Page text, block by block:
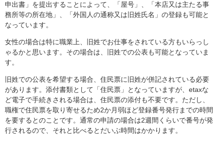
申出書」を提出することによって、「屋号」、「本店又は主たる事
務所等の所在地」、「外国人の通称又は旧姓氏名」の登録も可能と
なっています。
女性の場合は特に職業上、旧姓でお仕事をされている方もいらっし
ゃるかと思います。その場合は、旧姓での公表も可能となっていま
す。
旧姓での公表を希望する場合、住民票に旧姓が併記されている必要
があります。添付書類として「住民票」となっていますが、etaxな
ど電子で手続きされる場合は、住民票の添付も不要です。ただし、
職権で住民票を取り寄せるため2か月弱ほど登録番号発行までの時間
を要するとのことです。通常の申請の場合は2週間くらいで番号が発
行されるので、それと比べるとだいぶ時間はかかります。